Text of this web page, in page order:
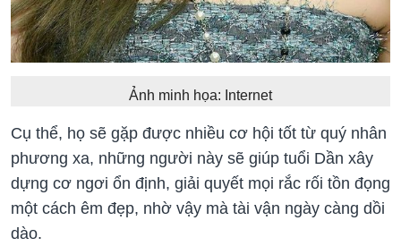
Ảnh minh họa: Internet
Cụ thể, họ sẽ gặp được nhiều cơ hội tốt từ quý nhân
phương xa, những người này sẽ giúp tuổi Dần xây
dựng cơ ngơi ổn định, giải quyết mọi rắc rối tồn đọng
một cách êm đẹp, nhờ vậy mà tài vận ngày càng dồi
dào.